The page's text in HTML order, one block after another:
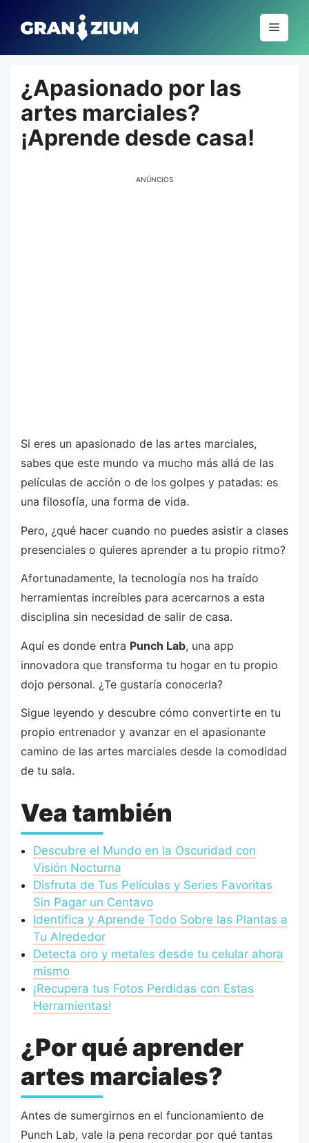
para
conteúdo
Menu
¿Apasionado por las
artes marciales?
¡Aprende desde casa!
ANÚNCIOS
Si eres un apasionado de las artes marciales,
sabes que este mundo va mucho más allá de las
películas de acción o de los golpes y patadas: es
una filosofía, una forma de vida.
Pero, ¿qué hacer cuando no puedes asistir a clases
presenciales o quieres aprender a tu propio ritmo?
Afortunadamente, la tecnología nos ha traído
herramientas increíbles para acercarnos a esta
disciplina sin necesidad de salir de casa.
Aquí es donde entra Punch Lab, una app
innovadora que transforma tu hogar en tu propio
dojo personal. ¿Te gustaría conocerla?
Sigue leyendo y descubre cómo convertirte en tu
propio entrenador y avanzar en el apasionante
camino de las artes marciales desde la comodidad
de tu sala.
Vea también
Descubre el Mundo en la Oscuridad con
Visión Nocturna
Disfruta de Tus Películas y Series Favoritas
Sin Pagar un Centavo
Identifica y Aprende Todo Sobre las Plantas a
Tu Alrededor
Detecta oro y metales desde tu celular ahora
mismo
¡Recupera tus Fotos Perdidas con Estas
Herramientas!
¿Por qué aprender
artes marciales?
Antes de sumergirnos en el funcionamiento de
Punch Lab, vale la pena recordar por qué tantas